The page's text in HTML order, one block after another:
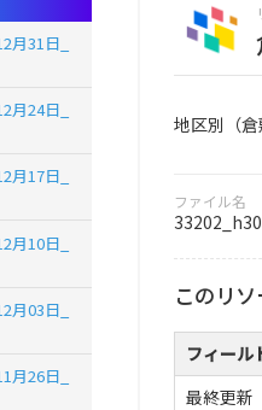
地区別（
ファイル名
このリ
フィール
最終更新
月31日_
月24日_
月17日_
月10日_
月03日_
月26日_